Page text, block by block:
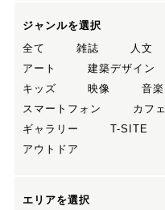
ジャンルを選択
全て
雑誌 人文
アート
建築デザイン
キッズ
映像 音楽
スマートフォン
カフェ
ギャラリー
T-SITE
アウトドア
エリアを選択